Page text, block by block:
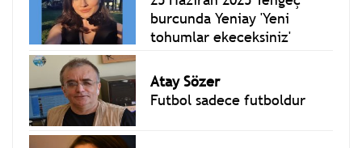
burcunda Yeniay 'Yeni
tohumlar ekeceksiniz'
Atay Sözer
Futbol sadece futboldur